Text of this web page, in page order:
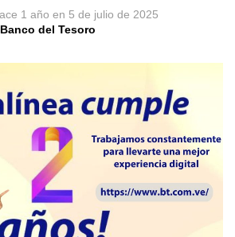
1 año en 5 de julio de 2025
del Tesoro